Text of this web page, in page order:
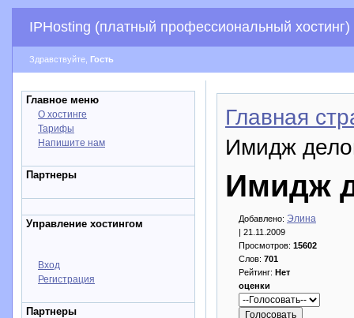
IPHosting (платный профессиональный хостинг)
Здравствуйте, Гость
Главное меню
О хостинге
Тарифы
Напишите нам
Партнеры
Управление хостингом
Вход
Регистрация
Партнеры
Главная
Имидж
Имидж
Добавлено: Элина
| 21.11.2009
Просмотров: 15602
Слов: 701
Рейтинг: Нет
оценки